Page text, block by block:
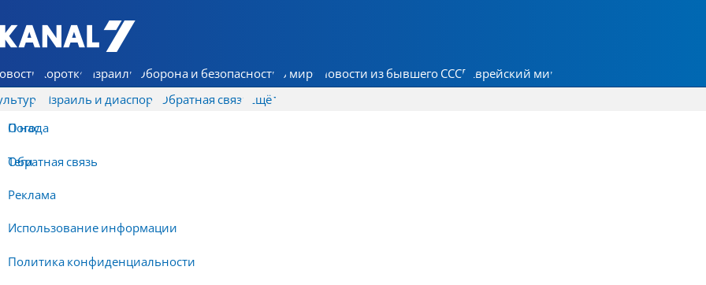
7 КАНАЛ - Аруц Шева
Коротко Израиль Оборона и безопасность В мире Новости из бывшего СССР Еврейский мир
Израиль и диаспора Обратная связь
О нас
Обратная связь
Реклама
Использование информации
Политика конфиденциальности
Ещё
Погода
Теги